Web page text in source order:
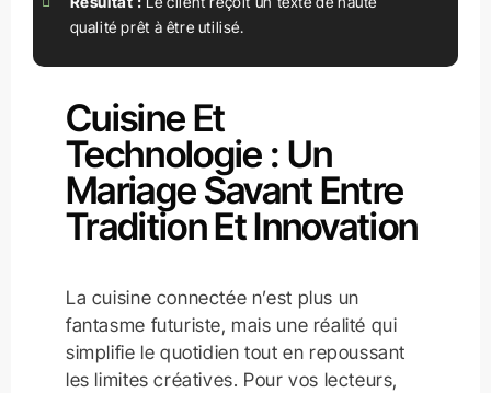
qualité prêt à être utilisé.
Cuisine Et
Technologie : Un
Mariage Savant Entre
Tradition Et Innovation
La cuisine connectée n’est plus un
fantasme futuriste, mais une réalité qui
simplifie le quotidien tout en repoussant
les limites créatives. Pour vos lecteurs,